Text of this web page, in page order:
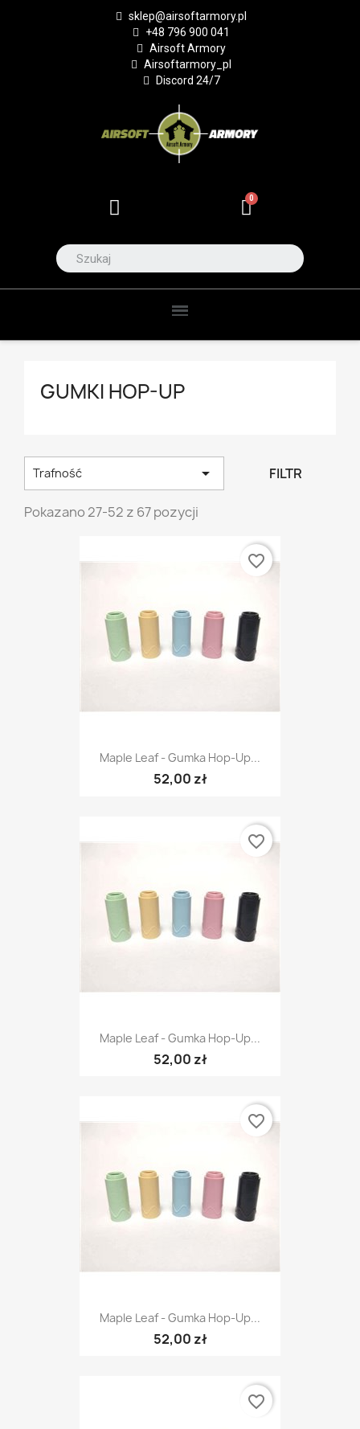
sklep@airsoftarmory.pl
+48 796 900 041
Airsoft Armory
Airsoftarmory_pl
Discord 24/7
GUMKI HOP-UP
Trafność  FILTR
Pokazano 27-52 z 67 pozycji
Maple Leaf - Gumka Hop-Up...
52,00 zł
favorite_border
Maple Leaf - Gumka Hop-Up...
52,00 zł
favorite_border
Maple Leaf - Gumka Hop-Up...
52,00 zł
favorite_border
favorite_border